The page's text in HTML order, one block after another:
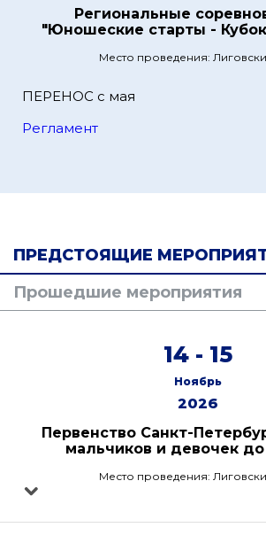
Региональные
"Юношеские старты -
Место проведения:
ПЕРЕНОС с мая
Регламент
ПРЕДСТОЯЩИЕ
Прошедшие мероприятия
14 - 15
Ноябрь
2026
Первенство Санкт-
мальчиков и девочек до
Место проведения: